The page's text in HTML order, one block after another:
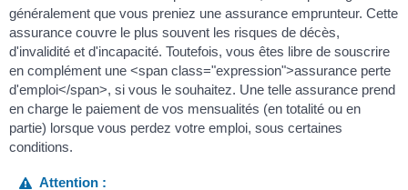
généralement que vous preniez une assurance emprunteur. Cette
assurance couvre le plus souvent les risques de décès,
d'invalidité et d'incapacité. Toutefois, vous êtes libre de souscrire
en complément une <span class="expression">assurance perte
d'emploi</span>, si vous le souhaitez. Une telle assurance prend
en charge le paiement de vos mensualités (en totalité ou en
partie) lorsque vous perdez votre emploi, sous certaines
conditions.
Attention :